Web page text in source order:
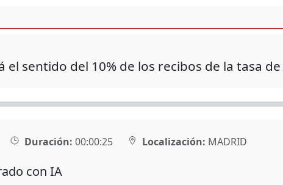
el sentido del 10% de los recibos de la tasa
Duración: 00:00:25 Localización: MADRID
con IA